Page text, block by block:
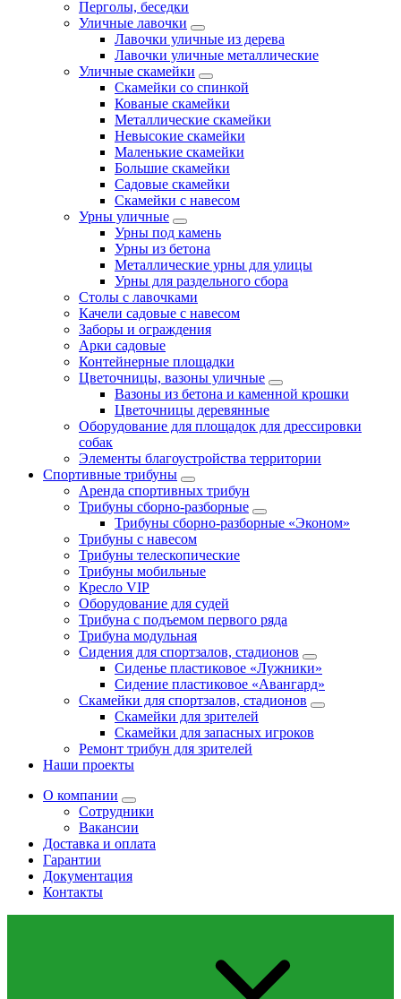
Перголы, беседки
Уличные лавочки
Лавочки уличные из дерева
Лавочки уличные металлические
Уличные скамейки
Скамейки со спинкой
Кованые скамейки
Металлические скамейки
Невысокие скамейки
Маленькие скамейки
Большие скамейки
Садовые скамейки
Скамейки с навесом
Урны уличные
Урны под камень
Урны из бетона
Металлические урны для улицы
Урны для раздельного сбора
Столы с лавочками
Качели садовые с навесом
Заборы и ограждения
Арки садовые
Контейнерные площадки
Цветочницы, вазоны уличные
Вазоны из бетона и каменной крошки
Цветочницы деревянные
Оборудование для площадок для дрессировки
собак
Элементы благоустройства территории
Спортивные трибуны
Аренда спортивных трибун
Трибуны сборно-разборные
Трибуны сборно-разборные «Эконом»
Трибуны с навесом
Трибуны телескопические
Трибуны мобильные
Кресло VIP
Оборудование для судей
Трибуна с подъемом первого ряда
Трибуна модульная
Сидения для спортзалов, стадионов
Сиденье пластиковое «Лужники»
Сидение пластиковое «Авангард»
Скамейки для спортзалов, стадионов
Скамейки для зрителей
Скамейки для запасных игроков
Ремонт трибун для зрителей
Наши проекты
О компании
Сотрудники
Вакансии
Доставка и оплата
Гарантии
Документация
Контакты